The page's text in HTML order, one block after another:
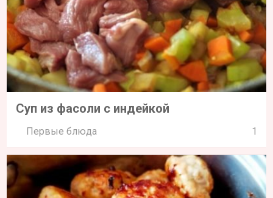
Суп из фасоли с индейкой
Первые блюда 1